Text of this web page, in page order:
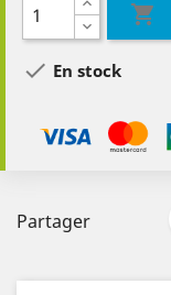

 En stock
Partager